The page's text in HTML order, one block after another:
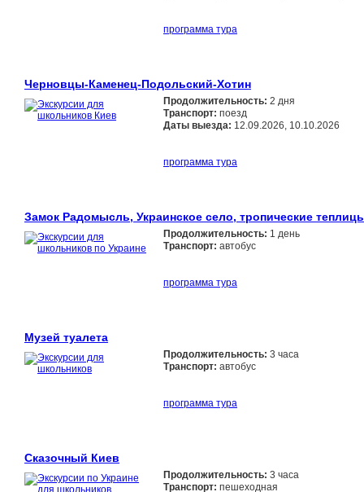
программа тура
Черновцы-Каменец-Подольский-Хотин
Продолжительность: 2 дня
Транспорт: поезд
Даты выезда: 12.09.2026, 10.10.2026
программа тура
Замок Радомысль, Украинское село, тропические
Продолжительность: 1 день
Транспорт: автобус
программа тура
Музей туалета
Продолжительность: 3 часа
Транспорт: автобус
программа тура
Сказочный Киев
Продолжительность: 3 часа
Транспорт: пешеходная